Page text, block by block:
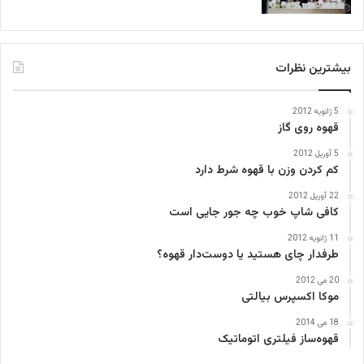
بیشترین نظرات
5 ژانویه 2012
قهوه روی گاز
5 آوریل 2012
کم کردن وزن با قهوه شرط دارد
22 آوریل 2012
کافی‌ شاپ خوب چه جور جایی است
11 ژانویه 2012
طرفدار چای هستید یا دوست‌دار قهوه؟
20 می 2012
موکا اکسپرس بیالتی
18 می 2014
قهوه‌ساز فیلتری اتوماتیک